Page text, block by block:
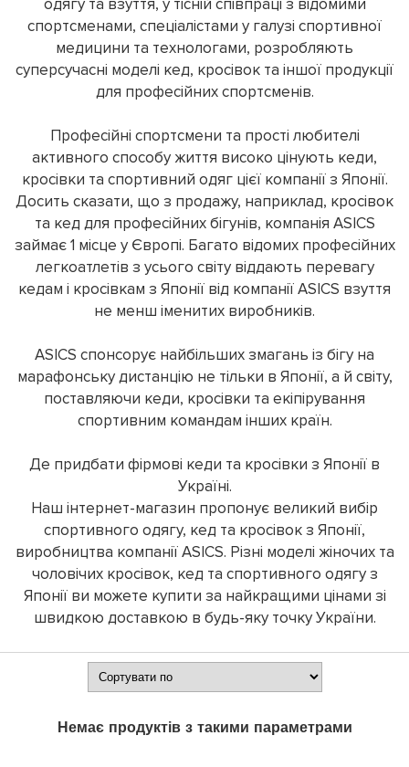
одягу та взуття, у тісній співпраці з відомими
спортсменами, спеціалістами у галузі спортивної
медицини та технологами, розробляють
суперсучасні моделі кед, кросівок та іншої продукції
для професійних спортсменів.
Професійні спортсмени та прості любителі
активного способу життя високо цінують кеди,
кросівки та спортивний одяг цієї компанії з Японії.
Досить сказати, що з продажу, наприклад, кросівок
та кед для професійних бігунів, компанія ASICS
займає 1 місце у Європі. Багато відомих професійних
легкоатлетів з усього світу віддають перевагу
кедам і кросівкам з Японії від компанії ASICS взуття
не менш іменитих виробників.
ASICS спонсорує найбільших змагань із бігу на
марафонську дистанцію не тільки в Японії, а й світу,
поставляючи кеди, кросівки та екіпірування
спортивним командам інших країн.
Де придбати фірмові кеди та кросівки з Японії в
Україні.
Наш інтернет-магазин пропонує великий вибір
спортивного одягу, кед та кросівок з Японії,
виробництва компанії ASICS. Різні моделі жіночих та
чоловічих кросівок, кед та спортивного одягу з
Японії ви можете купити за найкращими цінами зі
швидкою доставкою в будь-яку точку України.
Немає продуктів з такими параметрами